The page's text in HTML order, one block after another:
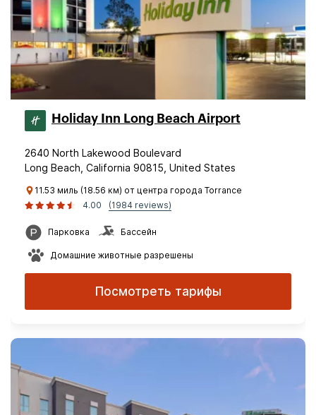
Holiday Inn Long Beach Airport
2640 North Lakewood Boulevard
Long Beach, California 90815, United States
11.53 миль (18.56 км) от центра города Torrance
4.00
(1984 reviews)
Парковка Бассейн
Домашние животные разрешены
Посмотреть тарифы